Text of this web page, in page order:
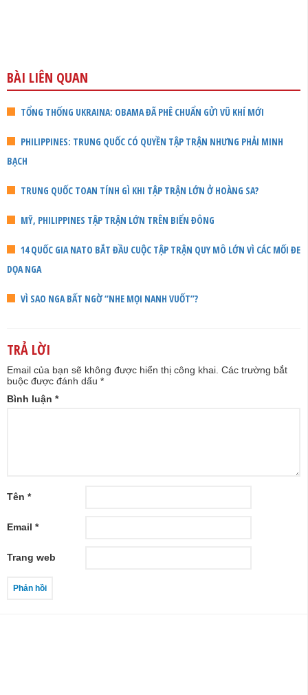
BÀI LIÊN QUAN
TỔNG THỐNG UKRAINA: OBAMA ĐÃ PHÊ CHUẨN GỬI VŨ KHÍ MỚI
PHILIPPINES: TRUNG QUỐC CÓ QUYỀN TẬP TRẬN NHƯNG PHẢI MINH
BẠCH
TRUNG QUỐC TOAN TÍNH GÌ KHI TẬP TRẬN LỚN Ở HOÀNG SA?
MỸ, PHILIPPINES TẬP TRẬN LỚN TRÊN BIỂN ĐÔNG
14 QUỐC GIA NATO BẮT ĐẦU CUỘC TẬP TRẬN QUY MÔ LỚN VÌ CÁC MỐI ĐE
DỌA NGA
VÌ SAO NGA BẤT NGỜ “NHE MỌI NANH VUỐT”?
TRẢ LỜI
Email của bạn sẽ không được hiển thị công khai. Các trường bắt
buộc được đánh dấu *
Bình luận *
Tên *
Email *
Trang web